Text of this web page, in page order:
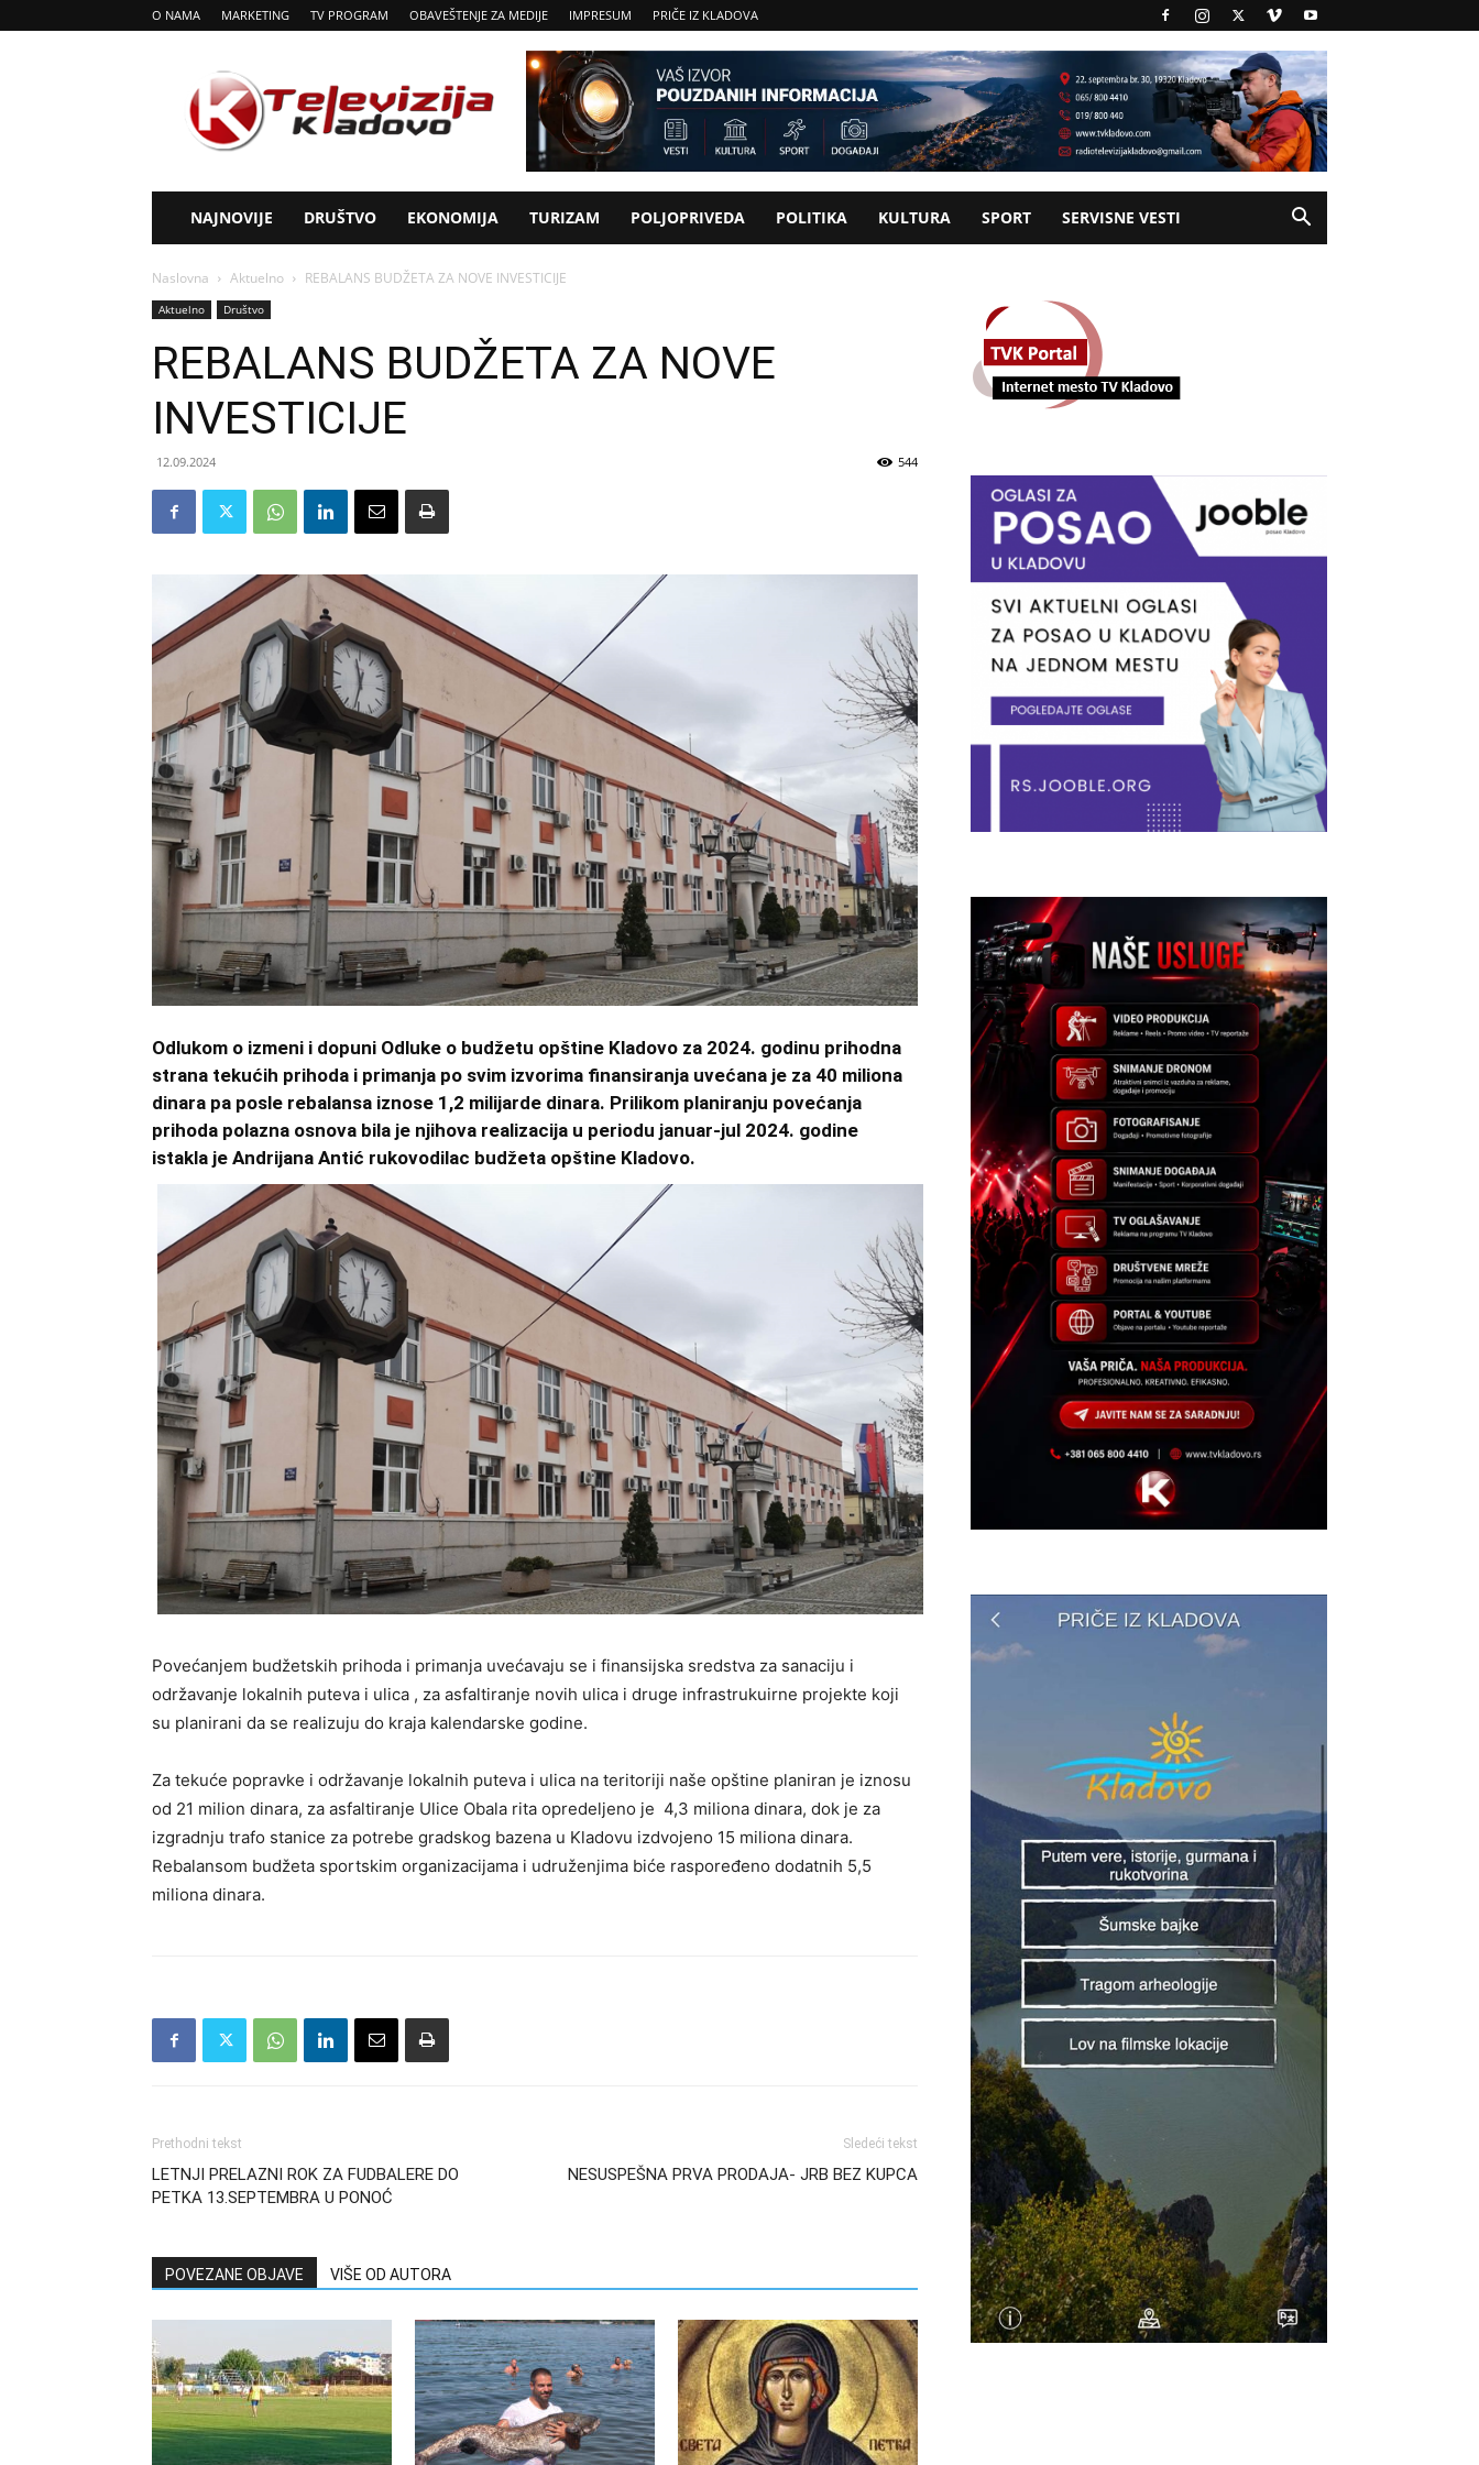
O NAMA MARKETING TV PROGRAM OBAVEŠTENJE ZA MEDIJE IMPRESUM PRIČE IZ KLADOVA
Tv
Kladovo
NAJNOVIJE DRUŠTVO EKONOMIJA TURIZAM POLJOPRIVEDA POLITIKA KULTURA SPORT SERVISNE VESTI
Naslovna Aktuelno REBALANS BUDŽETA ZA NOVE INVESTICIJE
Aktuelno Društvo
REBALANS BUDŽETA ZA NOVE
INVESTICIJE
12.09.2024 544
Odlukom o izmeni i dopuni Odluke o budžetu opštine Kladovo za 2024. godinu prihodna
strana tekućih prihoda i primanja po svim izvorima finansiranja uvećana je za 40 miliona
dinara pa posle rebalansa iznose 1,2 milijarde dinara. Prilikom planiranju povećanja
prihoda polazna osnova bila je njihova realizacija u periodu januar-jul 2024. godine
istakla je Andrijana Antić rukovodilac budžeta opštine Kladovo.
Povećanjem budžetskih prihoda i primanja uvećavaju se i finansijska sredstva za sanaciju i
održavanje lokalnih puteva i ulica , za asfaltiranje novih ulica i druge infrastrukuirne projekte koji
su planirani da se realizuju do kraja kalendarske godine.
Za tekuće popravke i održavanje lokalnih puteva i ulica na teritoriji naše opštine planiran je iznosu
od 21 milion dinara, za asfaltiranje Ulice Obala rita opredeljeno je 4,3 miliona dinara, dok je za
izgradnju trafo stanice za potrebe gradskog bazena u Kladovu izdvojeno 15 miliona dinara.
Rebalansom budžeta sportskim organizacijama i udruženjima biće raspoređeno dodatnih 5,5
miliona dinara.
Prethodni tekst
LETNJI PRELAZNI ROK ZA FUDBALERE DO
PETKA 13.SEPTEMBRA U PONOĆ
Sledeći tekst
NESUSPEŠNA PRVA PRODAJA- JRB BEZ KUPCA
POVEZANE OBJAVE VIŠE OD AUTORA